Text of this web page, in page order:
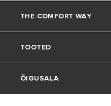
Meie grupp
Karjäärid
Klienditeenindus
FAQs
THE COMFORT WAY
Kodune elu
Keskkond
TOOTED
Vesoojendid
ÕIGUSALA